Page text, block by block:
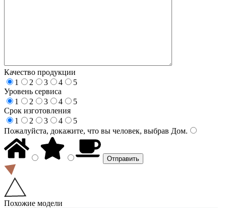
Качество продукции
1
2 3 4
5
Уровень сервиса
1
2 3 4
5
Срок изготовления
1
2 3 4
5
Пожалуйста, докажите, что вы человек, выбрав Дом.
Похожие модели